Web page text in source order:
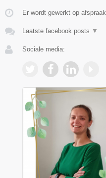
Er wordt gewerkt op afspraak.
Laatste facebook posts ▼
Sociale media: